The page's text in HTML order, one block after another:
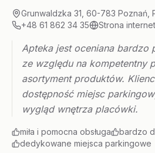
Grunwaldzka 31, 60-783 Poznań,
+48 61 862 34 35
Strona
Apteka jest oceniana bardzo
ze względu na kompetentny
asortyment produktów.
dostępność miejsc
wygląd wnętrza placówki.
miła i pomocna obsługa
bardzo
dedykowane miejsca parkingowe